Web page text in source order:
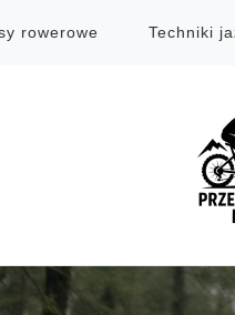
rowerowe Techniki